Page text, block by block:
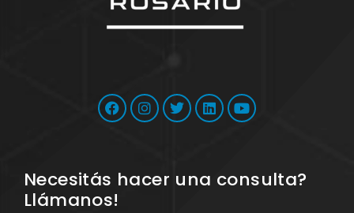
Necesitás hacer una consulta?
Llámanos!